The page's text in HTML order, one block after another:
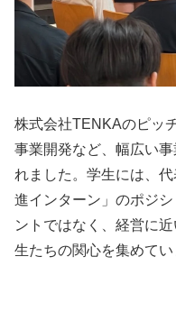
株式会社TENKAのピッ
事業開発など、幅広い
れました。学生には、
進インターン」のポジ
ントではなく、経営に
生たちの関心を集めてい